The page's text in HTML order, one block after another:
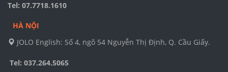
Tel: 07.7718.1610
HÀ NỘI
JOLO English: Số 4, ngõ 54 Nguyễn Thị Định, Q. Cầu Giấy.
Tel: 037.264.5065